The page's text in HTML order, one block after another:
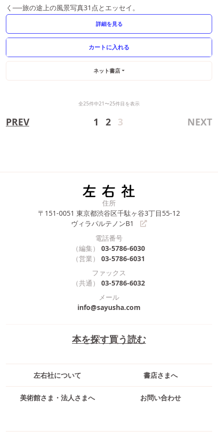
く──旅の途上の風景写真31点とエッセイ。
詳細を見る
ネット書店
全25件中21〜25件目を表示
PREV 1 2 3 NEXT
本を探す買う読む
左右社について 書店さまへ
美術館さま・法人さまへ お問い合わせ
住所
〒151-0051 東京都渋谷区千駄ヶ谷3丁目55-12
ヴィラパルテノンB1
電話番号
（編集）
03-5786-6030
（営業）
03-5786-6031
ファックス
（共通）
03-5786-6032
メール
info@sayusha.com